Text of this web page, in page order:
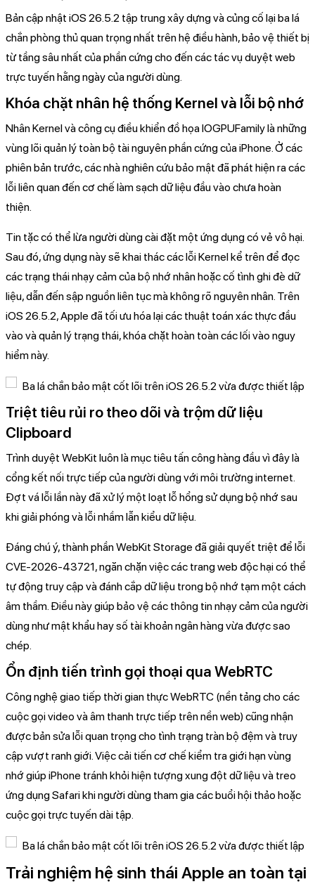
Bản cập nhật iOS 26.5.2 tập trung xây dựng và củng cố lại ba lá
chắn phòng thủ quan trọng nhất trên hệ điều hành, bảo vệ thiết bị
từ tầng sâu nhất của phần cứng cho đến các tác vụ duyệt web
trực tuyến hằng ngày của người dùng.
Khóa chặt nhân hệ thống Kernel và lỗi bộ nhớ
Nhân Kernel và công cụ điều khiển đồ họa IOGPUFamily là những
vùng lõi quản lý toàn bộ tài nguyên phần cứng của iPhone. Ở các
phiên bản trước, các nhà nghiên cứu bảo mật đã phát hiện ra các
lỗi liên quan đến cơ chế làm sạch dữ liệu đầu vào chưa hoàn
thiện.
Tin tặc có thể lừa người dùng cài đặt một ứng dụng có vẻ vô hại.
Sau đó, ứng dụng này sẽ khai thác các lỗi Kernel kể trên để đọc
các trạng thái nhạy cảm của bộ nhớ nhân hoặc cố tình ghi đè dữ
liệu, dẫn đến sập nguồn liên tục mà không rõ nguyên nhân. Trên
iOS 26.5.2, Apple đã tối ưu hóa lại các thuật toán xác thực đầu
vào và quản lý trạng thái, khóa chặt hoàn toàn các lối vào nguy
hiểm này.
Triệt tiêu rủi ro theo dõi và trộm dữ liệu
Clipboard
Trình duyệt WebKit luôn là mục tiêu tấn công hàng đầu vì đây là
cổng kết nối trực tiếp của người dùng với môi trường internet.
Đợt vá lỗi lần này đã xử lý một loạt lỗ hổng sử dụng bộ nhớ sau
khi giải phóng và lỗi nhầm lẫn kiểu dữ liệu.
Đáng chú ý, thành phần WebKit Storage đã giải quyết triệt để lỗi
CVE-2026-43721, ngăn chặn việc các trang web độc hại có thể
tự động truy cập và đánh cắp dữ liệu trong bộ nhớ tạm một cách
âm thầm. Điều này giúp bảo vệ các thông tin nhạy cảm của người
dùng như mật khẩu hay số tài khoản ngân hàng vừa được sao
chép.
Ổn định tiến trình gọi thoại qua WebRTC
Công nghệ giao tiếp thời gian thực WebRTC (nền tảng cho các
cuộc gọi video và âm thanh trực tiếp trên nền web) cũng nhận
được bản sửa lỗi quan trọng cho tình trạng tràn bộ đệm và truy
cập vượt ranh giới. Việc cải tiến cơ chế kiểm tra giới hạn vùng
nhớ giúp iPhone tránh khỏi hiện tượng xung đột dữ liệu và treo
ứng dụng Safari khi người dùng tham gia các buổi hội thảo hoặc
cuộc gọi trực tuyến dài tập.
Trải nghiệm hệ sinh thái Apple an toàn tại